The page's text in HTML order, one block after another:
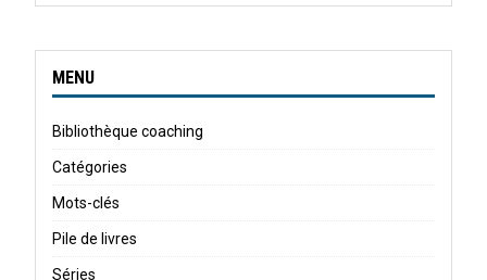
MENU
Bibliothèque coaching
Catégories
Mots-clés
Pile de livres
Séries